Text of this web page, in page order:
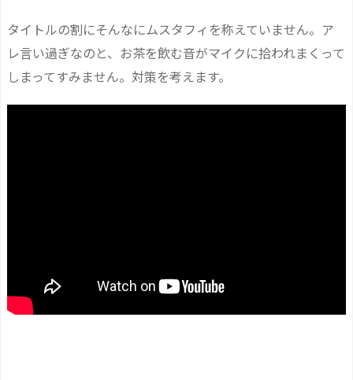
タイトルの割にそんなにムスタフィを称えていません。ア
レ言い過ぎなのと、お茶を飲む音がマイクに拾われまくって
しまってすみません。対策を考えます。